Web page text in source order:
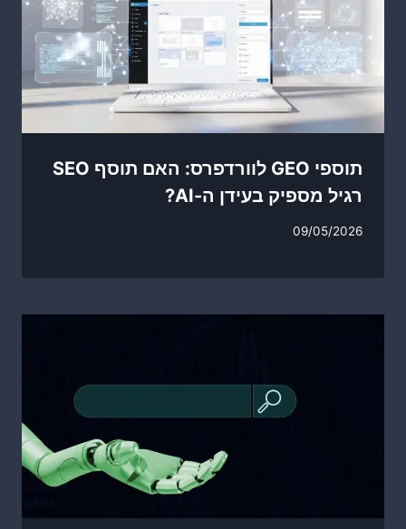
תוספי GEO לוורדפרס: האם תוסף SEO
רגיל מספיק בעידן ה-AI?
09/05/2026